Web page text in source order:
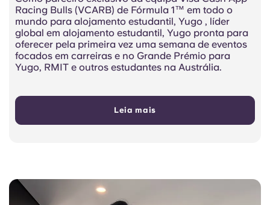
Racing Bulls (VCARB) de Fórmula 1™ em todo o
mundo para alojamento estudantil, Yugo , líder
global em alojamento estudantil, Yugo pronta para
oferecer pela primeira vez uma semana de eventos
focados em carreiras e no Grande Prémio para
Yugo, RMIT e outros estudantes na Austrália.
Leia mais